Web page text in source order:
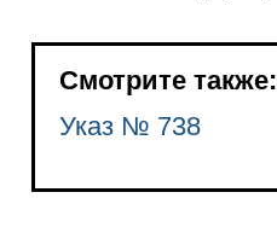
Смотрите также:
Указ № 738